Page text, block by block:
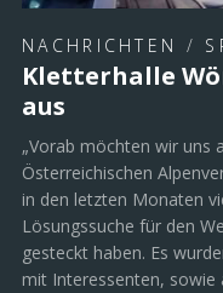
NACHRICHTEN /
Kletterhalle
aus
„Vorab möchten wir uns
Österreichischen
in den letzten Monaten
Lösungssuche für den
gesteckt haben. Es
mit Interessenten, sowie